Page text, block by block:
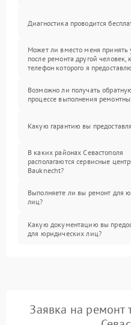
Диагностика проводится
Может ли вместо меня принять
после ремонта другой человек,
телефон которого я
Возможно ли получать
процессе выполнения
Какую гарантию вы
В каких районах Севастополя
располагаются сервисные
Bauknecht?
Выполняете ли вы ремонт для
лиц?
Какую документацию вы
для юридических лиц?
Заявка на ремонт